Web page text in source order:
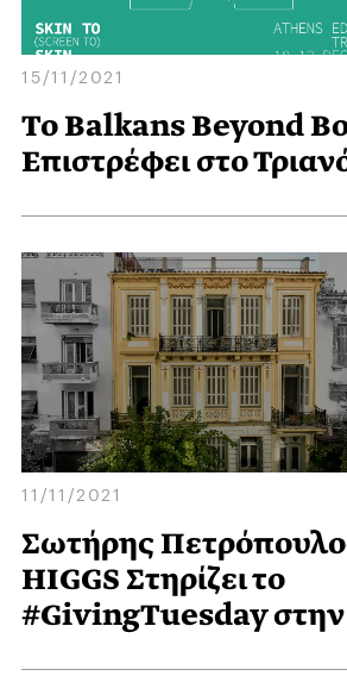
15/11/2021
Το Balkans Beyond
Επιστρέφει στο
11/11/2021
Σωτήρης
HIGGS Στηρίζει το
#GivingTuesday